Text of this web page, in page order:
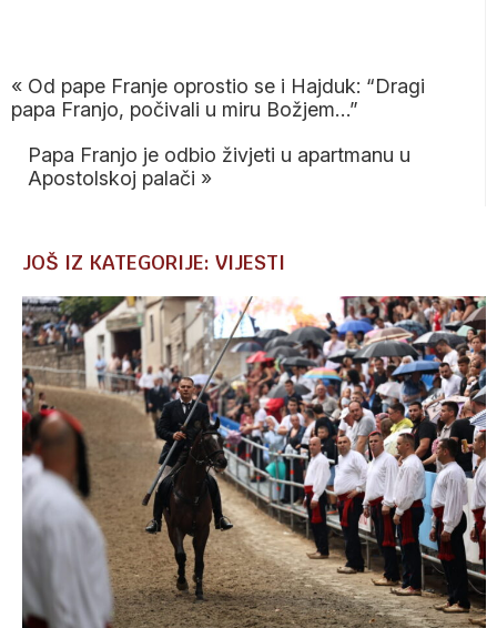
« Od pape Franje oprostio se i Hajduk: “Dragi
papa Franjo, počivali u miru Božjem…”
Papa Franjo je odbio živjeti u apartmanu u
Apostolskoj palači »
JOŠ IZ KATEGORIJE: VIJESTI